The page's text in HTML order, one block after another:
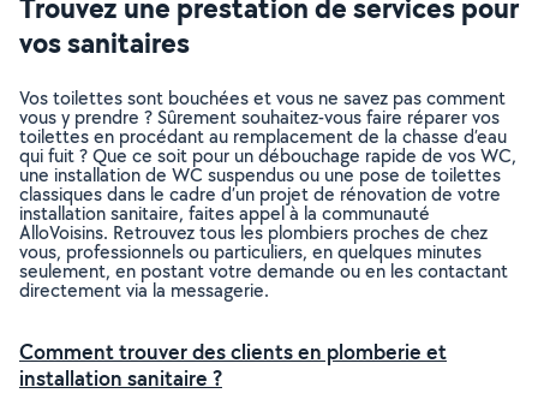
vos sanitaires
Vos toilettes sont bouchées et vous ne savez pas comment
vous y prendre ? Sûrement souhaitez-vous faire réparer vos
toilettes en procédant au remplacement de la chasse d’eau
qui fuit ? Que ce soit pour un débouchage rapide de vos WC,
une installation de WC suspendus ou une pose de toilettes
classiques dans le cadre d’un projet de rénovation de votre
installation sanitaire, faites appel à la communauté
AlloVoisins. Retrouvez tous les plombiers proches de chez
vous, professionnels ou particuliers, en quelques minutes
seulement, en postant votre demande ou en les contactant
directement via la messagerie.
Comment trouver des clients en plomberie et
installation sanitaire ?